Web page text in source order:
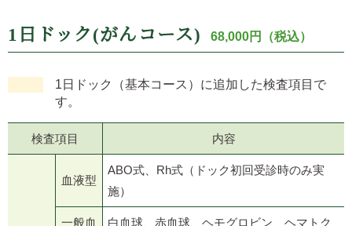
1日ドック(がんコース) 68,000円（税込）
1日ドック（基本コース）に追加した検査項目で
す。
検査項目 内容
血液型
ABO式、Rh式（ドック初回受診時のみ実
施）
一般血
白血球、赤血球、ヘモグロビン、ヘマトク